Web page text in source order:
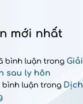
mới nhất
bình luận trong
sau ly hôn
bình luận trong